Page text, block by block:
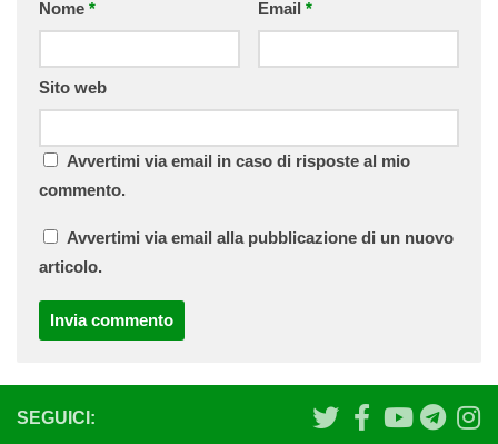
Nome * Email *
Sito web
Avvertimi via email in caso di risposte al mio
commento.
Avvertimi via email alla pubblicazione di un nuovo
articolo.
SEGUICI: